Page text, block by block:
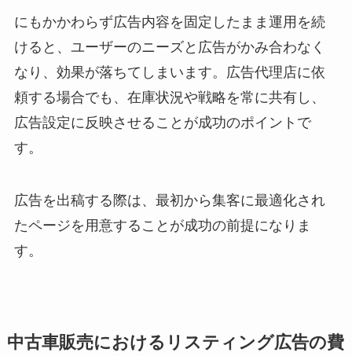
にもかかわらず広告内容を固定したまま運用を続
けると、ユーザーのニーズと広告がかみ合わなく
なり、効果が落ちてしまいます。広告代理店に依
頼する場合でも、在庫状況や戦略を常に共有し、
広告設定に反映させることが成功のポイントで
す。
広告を出稿する際は、最初から集客に最適化され
たページを用意することが成功の前提になりま
す。
中古車販売におけるリスティング広告の費